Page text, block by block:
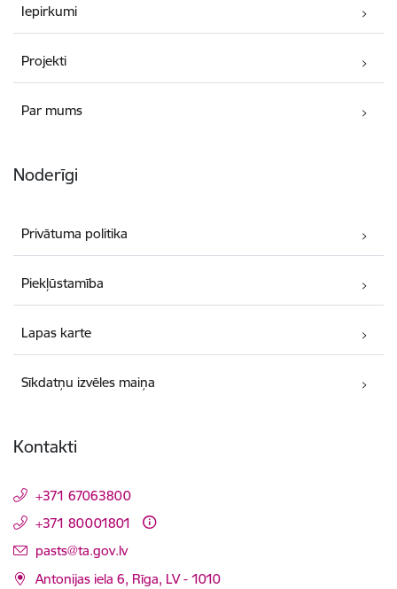
Iepirkumi
Projekti
Par mums
Noderīgi
Privātuma politika
Piekļūstamība
Lapas karte
Sīkdatņu izvēles maiņa
Kontakti
+371 67063800
+371 80001801
E-pasts:
pasts@ta.gov.lv
Antonijas iela 6, Rīga, LV - 1010